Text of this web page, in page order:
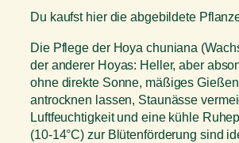
i
n
a
M
e
n
g
Du kaufst hier die abgebildete
Die Pflege der Hoya chuniana
der anderer Hoyas: Heller, aber
ohne direkte Sonne, mäßiges
antrocknen lassen, Staunässe
Luftfeuchtigkeit und eine kühle
(10-14°C) zur Blütenförderung sind